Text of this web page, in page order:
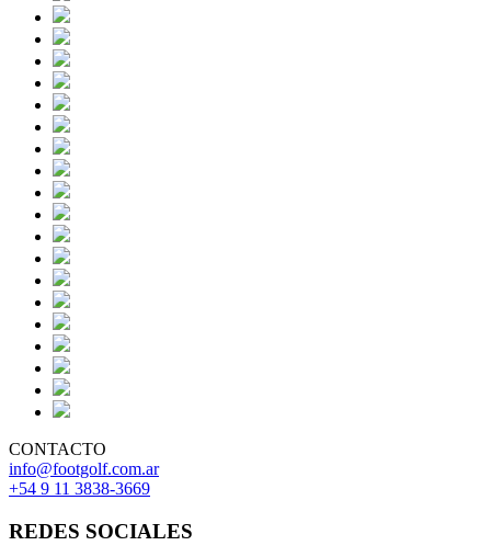
CONTACTO
info@footgolf.com.ar
+54 9 11 3838-3669
REDES SOCIALES